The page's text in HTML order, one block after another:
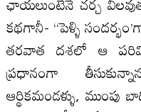
కథగానీ- “పెళ్ళి
తరవాత దశలో ఆ
ప్రధానంగా
ఆర్థికమండళ్ళు,